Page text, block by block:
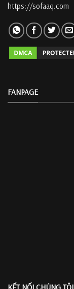
https://sofaaq.com
FANPAGE